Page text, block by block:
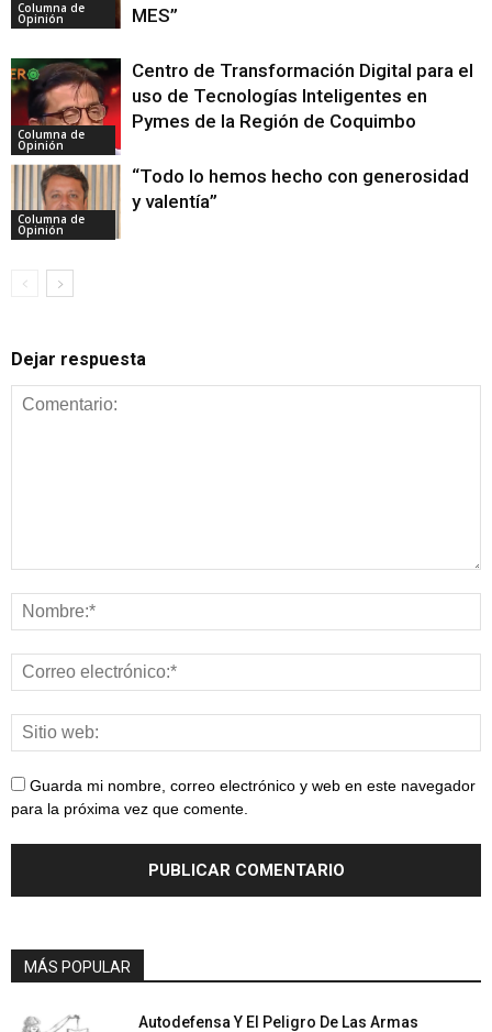
Columna de
Opinión
MES”
Columna de
Opinión
Centro de Transformación Digital para el
uso de Tecnologías Inteligentes en
Pymes de la Región de Coquimbo
Columna de
Opinión
“Todo lo hemos hecho con generosidad
y valentía”
Dejar respuesta
Guarda mi nombre, correo electrónico y web en este navegador
para la próxima vez que comente.
MÁS POPULAR
Autodefensa Y El Peligro De Las Armas